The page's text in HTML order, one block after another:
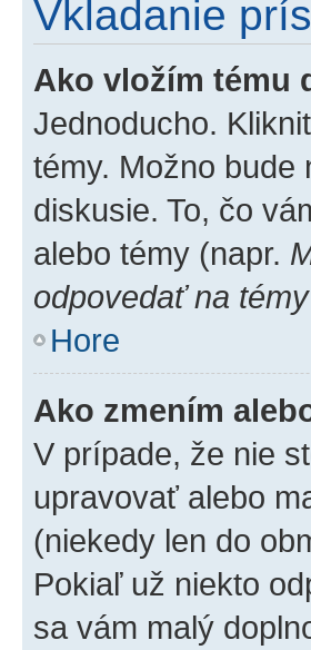
Vkladanie
Ako vložím tému
Jednoducho.
témy. Možno
diskusie. To, čo
alebo témy (napr.
odpovedať na
Hore
Ako zmením
V prípade, že nie
upravovať alebo
(niekedy len do
Pokiaľ už niekto
sa vám malý